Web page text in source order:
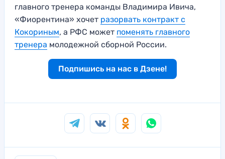
главного тренера команды Владимира Ивича,
«Фиорентина» хочет разорвать контракт с
Кокориным, а РФС может поменять главного
тренера молодежной сборной России.
Подпишись на нас в Дзене!